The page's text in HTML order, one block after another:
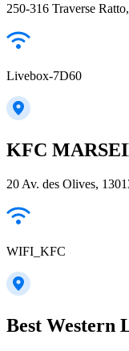
250-316 Traverse
Livebox-7D60
KFC
20 Av. des Olives,
WIFI_KFC
Best Western